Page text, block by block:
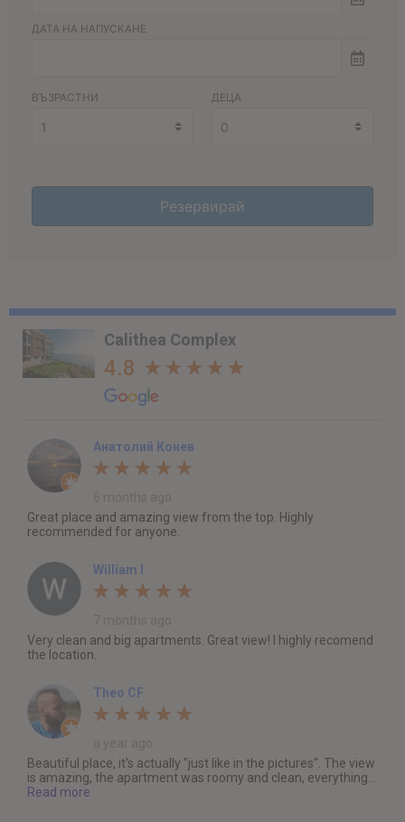
ДАТА НА НАПУСКАНЕ
ВЪЗРАСТНИ ДЕЦА
Calithea Complex
4.8
Анатолий Конев
Great place and amazing view from the top. Highly
recommended for anyone.
William I
Very clean and big apartments. Great view! I highly recomend
the location.
Theo CF
Beautiful place, it's actually "just like in the pictures". The view
is amazing, the apartment was roomy and clean, everything...
Read more